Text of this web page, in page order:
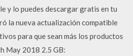
y lo puedes descargar gratis en tu
la nueva actualización compatible
para que sean más los productos
May 2018 2.5 GB: